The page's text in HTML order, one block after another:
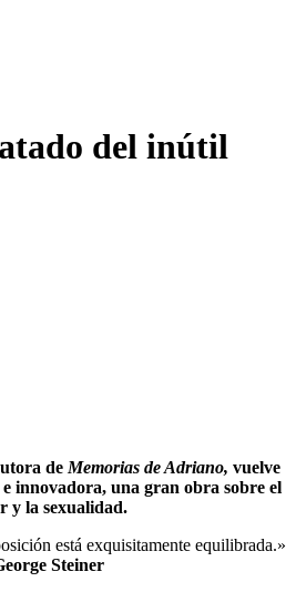
del inútil
de Memorias de Adriano, vuelve
innovadora, una gran obra sobre el
y la sexualidad.
está exquisitamente equilibrada.»
Steiner